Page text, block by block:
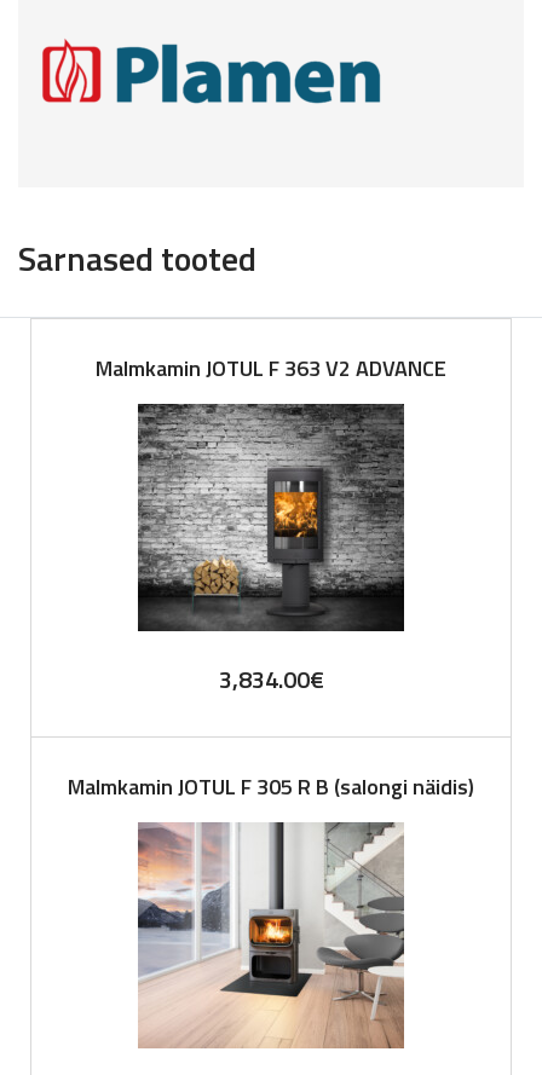
Sarnased tooted
Malmkamin JOTUL F 363 V2 ADVANCE
3,834.00€
Malmkamin JOTUL F 305 R B (salongi näidis)